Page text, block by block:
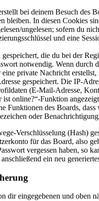
bei deinem Besuch des
bleiben. In diesen Cookies
ungelesen; sofern du
und eine
die du bei der
notwendig. Wenn durch
private Nachricht
gespeichert. Die IP-
(E-Mail-Adresse,
online?“-Funktion
Funktionen des Boards,
oder
Verschlüsselung (Hash)
für das Board, also
vergessen haben, so
ein neu
dir eingegebenen und oben